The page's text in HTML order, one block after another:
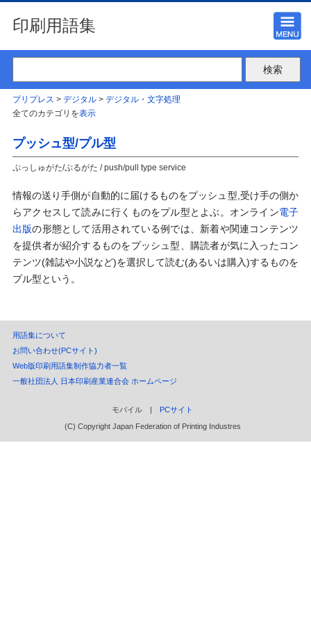
印刷用語集
プリプレス > デジタル> デジタル・文字処理
全てのカテゴリを表示
プッシュ型/プル型
ぷっしゅがた/ぷるがた / push/pull type service
情報の送り手側が自動的に届けるものをプッシュ型,受け手の側か
らアクセスして読みに行くものをプル型とよぶ。オンライン電子
出版の形態として活用されている例では、新着や関連コンテンツ
を提供者が紹介するものをプッシュ型、購読者が気に入ったコン
テンツ(雑誌や小説など)を選択して読む(あるいは購入)するものを
プル型という。
用語集について
お問い合わせ(PCサイト)
Web版印刷用語集制作協力者一覧
一般社団法人 日本印刷産業連合会 ホームページ
モバイル | PCサイト
(C) Copyright Japan Federation of Printing Industres